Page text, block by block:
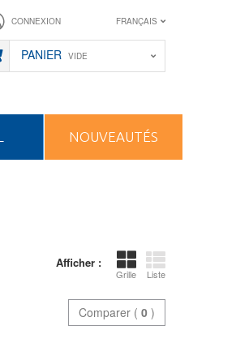
FRANÇAIS
CONNEXION
PANIER VIDE
NOUVEAUTÉS
Afficher :
Grille Liste
Comparer ( 0 )